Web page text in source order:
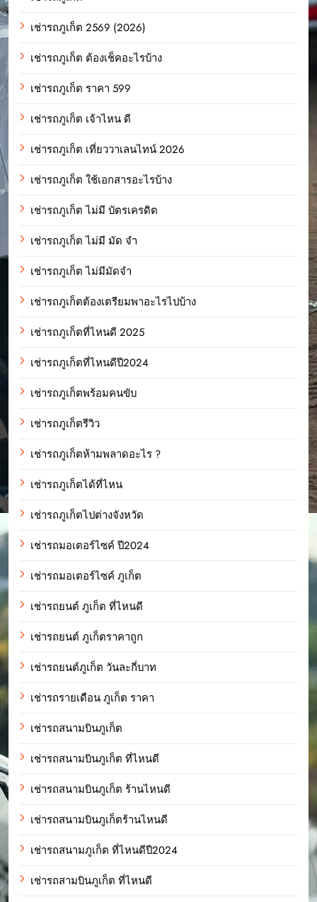
เช่ารถภูเก็ต 2569 (2026)
เช่ารถภูเก็ต ต้องเช็คอะไรบ้าง
เช่ารถภูเก็ต ราคา 599
เช่ารถภูเก็ต เจ้าไหน ดี
เช่ารถภูเก็ต เที่ยววาเลนไทน์ 2026
เช่ารถภูเก็ต ใช้เอกสารอะไรบ้าง
เช่ารถภูเก็ต ไม่มี บัตรเครดิต
เช่ารถภูเก็ต ไม่มี มัด จํา
เช่ารถภูเก็ต ไม่มีมัดจำ
เช่ารถภูเก็ตต้องเตรียมพาอะไรไปบ้าง
เช่ารถภูเก็ตที่ไหนดี 2025
เช่ารถภูเก็ตที่ไหนดีปี2024
เช่ารถภูเก็ตพร้อมคนขับ
เช่ารถภูเก็ตรีวิว
เช่ารถภูเก็ตห้ามพลาดอะไร ?
เช่ารถภูเก็ตได้ที่ไหน
เช่ารถภูเก็ตไปต่างจังหวัด
เช่ารถมอเตอร์ไซค์ ปี2024
เช่ารถมอเตอร์ไซค์ ภูเก็ต
เช่ารถยนต์ ภูเก็ต ที่ไหนดี
เช่ารถยนต์ ภูเก็ตราคาถูก
เช่ารถยนต์ภูเก็ต วันละกี่บาท
เช่ารถรายเดือน ภูเก็ต ราคา
เช่ารถสนามบินภูเก็ต
เช่ารถสนามบินภูเก็ต ที่ไหนดี
เช่ารถสนามบินภูเก็ต ร้านไหนดี
เช่ารถสนามบินภูเก็ตร้านไหนดี
เช่ารถสนามภูเก็ต ที่ไหนดีปี2024
เช่ารถสามบินภูเก็ต ที่ไหนดี